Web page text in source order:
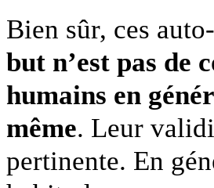
Bien sûr, ces
but n’est pas de
humains en
même. Leur
pertinente. En